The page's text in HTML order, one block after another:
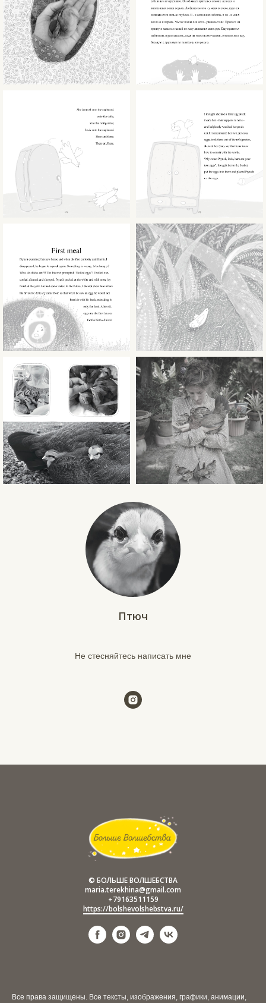
Птюч
Не стесняйтесь написать мне
© БОЛЬШЕ ВОЛШЕБСТВА
maria.terekhina@gmail.com
+79163511159
https://bolshevolshebstva.ru/
Все права защищены. Все тексты, изображения, графики, анимации,